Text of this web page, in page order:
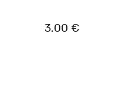
3.00 €